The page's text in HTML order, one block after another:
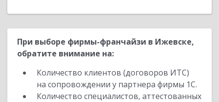
При выборе фирмы-франчайзи в Ижевске,
обратите внимание на:
Количество клиентов (договоров ИТС)
на сопровождении у партнера фирмы 1С.
Количество специалистов, аттестованных